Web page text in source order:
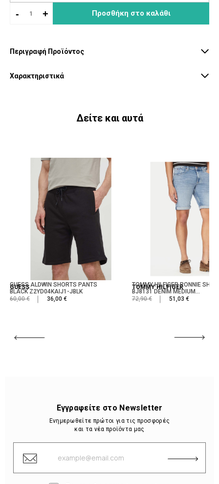
- + Προσθήκη στο καλάθι
Περιγραφή Προϊόντος
Χαρακτηριστικά
Δείτε και αυτά
GUESS
GUESS ALDWIN SHORTS PANTS
BLACK Z2YD04KAIJ1-JBLK
60,00 €
36,00 €
TOMMY HILFIGER
TOMMY HILFIGER RONNIE
BJ8131 DENIM MEDIUM...
72,90 €
51,03 €
Εγγραφείτε στο Newsletter
Ενημερωθείτε πρώτοι για τις προσφορές
και τα νέα προϊόντα μας